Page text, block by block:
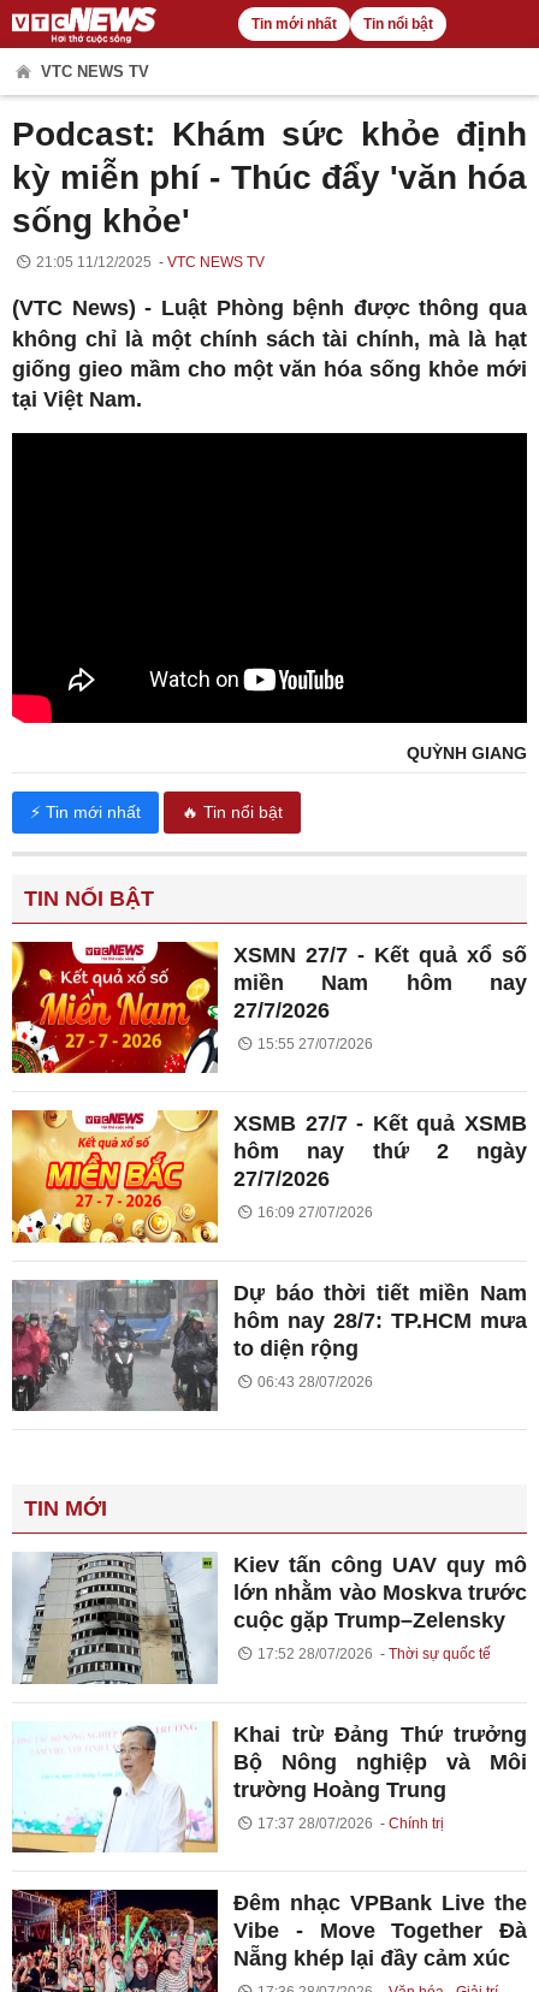
Tin mới nhất Tin nổi bật
VTC NEWS TV
Podcast: Khám sức khỏe định
kỳ miễn phí - Thúc đẩy 'văn hóa
sống khỏe'
21:05 11/12/2025 VTC NEWS TV
(VTC News) - Luật Phòng bệnh được thông qua
không chỉ là một chính sách tài chính, mà là hạt
giống gieo mầm cho một văn hóa sống khỏe mới
tại Việt Nam.
QUỲNH GIANG
⚡ Tin mới nhất 🔥 Tin nổi bật
TIN NỔI BẬT
XSMN 27/7 - Kết quả xổ số
miền Nam hôm nay
27/7/2026
15:55 27/07/2026
XSMB 27/7 - Kết quả XSMB
hôm nay thứ 2 ngày
27/7/2026
16:09 27/07/2026
Dự báo thời tiết miền Nam
hôm nay 28/7: TP.HCM mưa
to diện rộng
06:43 28/07/2026
TIN MỚI
Kiev tấn công UAV quy mô
lớn nhằm vào Moskva trước
cuộc gặp Trump–Zelensky
17:52 28/07/2026 Thời sự quốc tế
Khai trừ Đảng Thứ trưởng
Bộ Nông nghiệp và Môi
trường Hoàng Trung
17:37 28/07/2026 Chính trị
Đêm nhạc VPBank Live the
Vibe - Move Together Đà
Nẵng khép lại đầy cảm xúc